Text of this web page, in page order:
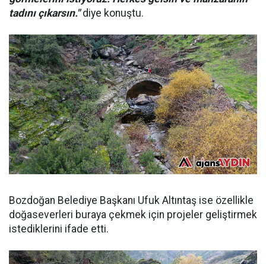
tadını çıkarsın."diye konuştu.
Bozdoğan Belediye Başkanı Ufuk Altıntaş ise özellikle
doğaseverleri buraya çekmek için projeler geliştirmek
istediklerini ifade etti.